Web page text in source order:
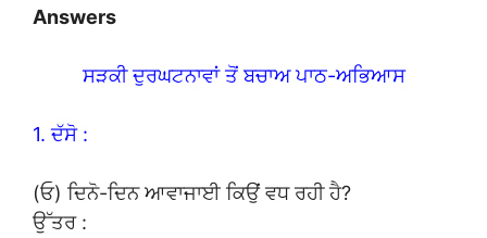
Answers
ਸੜਕੀ ਦੁਰਘਟਨਾਵਾਂ ਤੋਂ ਬਚਾਅ ਪਾਠ-ਅਭਿਆਸ
1. ਦੱਸੋ :
(ਓ) ਦਿਨੋ-ਦਿਨ ਆਵਾਜਾਈ ਕਿਉਂ ਵਧ ਰਹੀ ਹੈ?
ਉੱਤਰ :